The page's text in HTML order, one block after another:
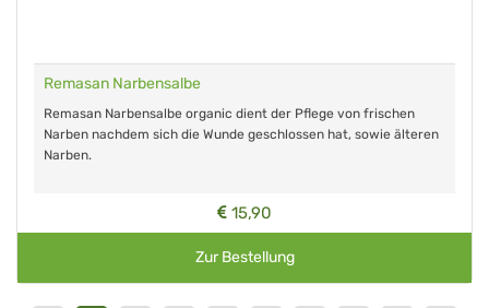
Remasan Narbensalbe
Remasan Narbensalbe organic dient der Pflege von frischen
Narben nachdem sich die Wunde geschlossen hat, sowie älteren
Narben.
15,90
Zur Bestellung